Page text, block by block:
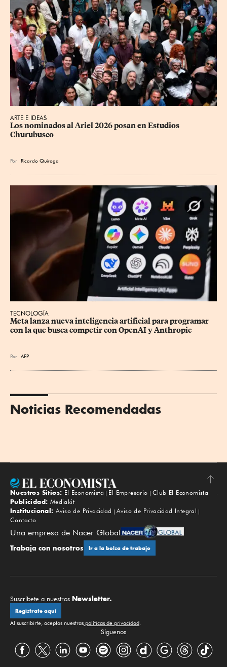
ARTE E IDEAS
Los nominados al Ariel 2026 posan en Estudios
Churubusco
Por Ricardo Quiroga
TECNOLOGÍA
Meta lanza nueva inteligencia artificial para programar
con la que busca competir con OpenAI y Anthropic
Por AFP
Noticias Recomendadas
Subir
Nuestros Sitios: El Economista El Empresario
Club El Economista
Publicidad: Mediakit
Institucional: Aviso de Privacidad
Aviso de Privacidad Integral
Contacto
Una empresa de Nacer Global
Trabaja con nosotros Ir a la bolsa de trabajo
Suscríbete a nuestros Newsletter.
Regístrate aquí
Al suscribirte, aceptas nuestras políticas de privacidad.
Síguenos